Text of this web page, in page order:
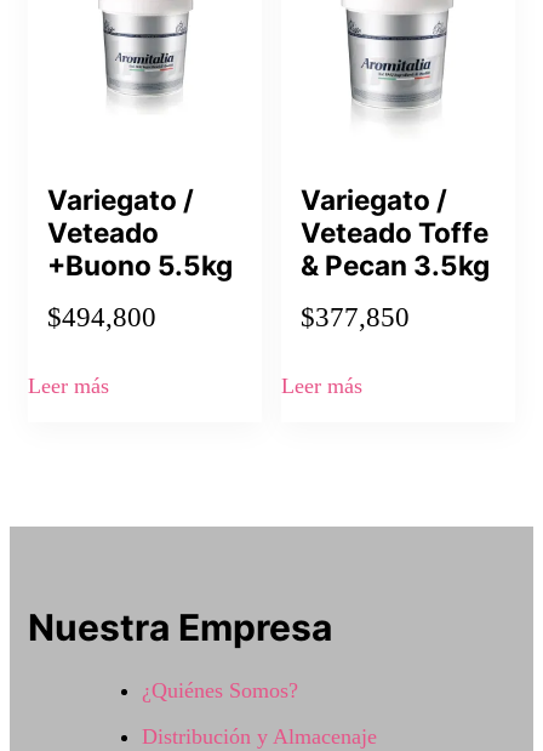
Variegato /
Veteado
+Buono 5.5kg
$494,800
Leer más
Variegato /
Veteado Toffe
& Pecan 3.5kg
$377,850
Leer más
Nuestra Empresa
¿Quiénes Somos?
Distribución y Almacenaje